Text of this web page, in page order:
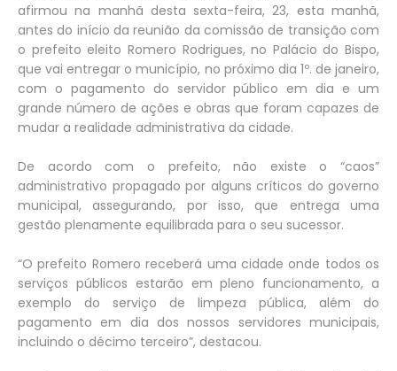
afirmou na manhã desta sexta-feira, 23, esta manhã,
antes do início da reunião da comissão de transição com
o prefeito eleito Romero Rodrigues, no Palácio do Bispo,
que vai entregar o município, no próximo dia 1º. de janeiro,
com o pagamento do servidor público em dia e um
grande número de ações e obras que foram capazes de
mudar a realidade administrativa da cidade.
De acordo com o prefeito, não existe o “caos”
administrativo propagado por alguns críticos do governo
municipal, assegurando, por isso, que entrega uma
gestão plenamente equilibrada para o seu sucessor.
“O prefeito Romero receberá uma cidade onde todos os
serviços públicos estarão em pleno funcionamento, a
exemplo do serviço de limpeza pública, além do
pagamento em dia dos nossos servidores municipais,
incluindo o décimo terceiro”, destacou.